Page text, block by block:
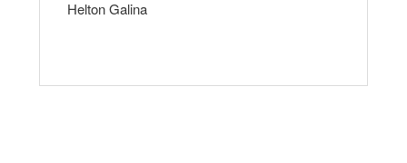
Helton Galina